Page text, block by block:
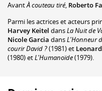
AvantÀ couteau tiré, Roberto
Parmi les actrices et acteurs
Harvey Keitel dansLa Nuit de
Nicole Garcia dansL'Honneur
courir David ?(1981) et
(1980) etL'Humanoïde(1979).